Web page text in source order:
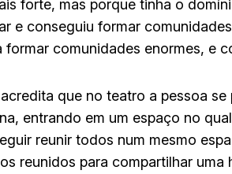
forte, mas porque tinha o
e conseguiu formar
formar comunidades enormes, e
que no teatro a pessoa
entrando em um espaço no
reunir todos num mesmo
reunidos para compartilhar